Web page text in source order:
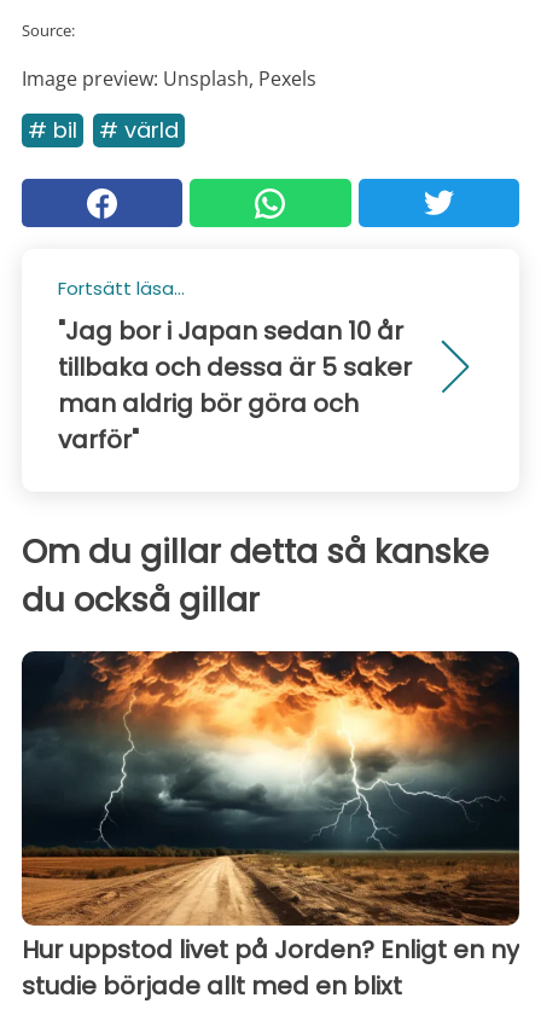
Source:
Image preview: Unsplash, Pexels
# bil # värld
Fortsätt läsa...
"Jag bor i Japan sedan 10 år
tillbaka och dessa är 5 saker
man aldrig bör göra och
varför"
Om du gillar detta så kanske
du också gillar
Hur uppstod livet på Jorden? Enligt en ny
studie började allt med en blixt